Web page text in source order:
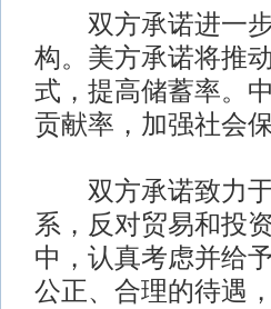
双方承诺进一步
构。美方承诺将推
式，提高储蓄率。
贡献率，加强社会
双方承诺致力于
系，反对贸易和投
中，认真考虑并给
公正、合理的待遇